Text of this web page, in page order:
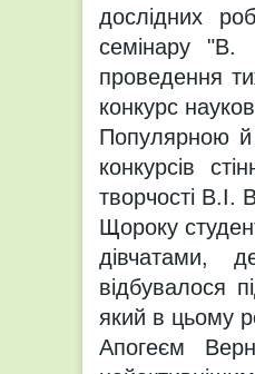
дослідних
семінару "В.
проведення
конкурс
Популярною й
конкурсів
творчості В.І.
Щороку
дівчатами,
відбувалося
який в цьому
Апогеєм